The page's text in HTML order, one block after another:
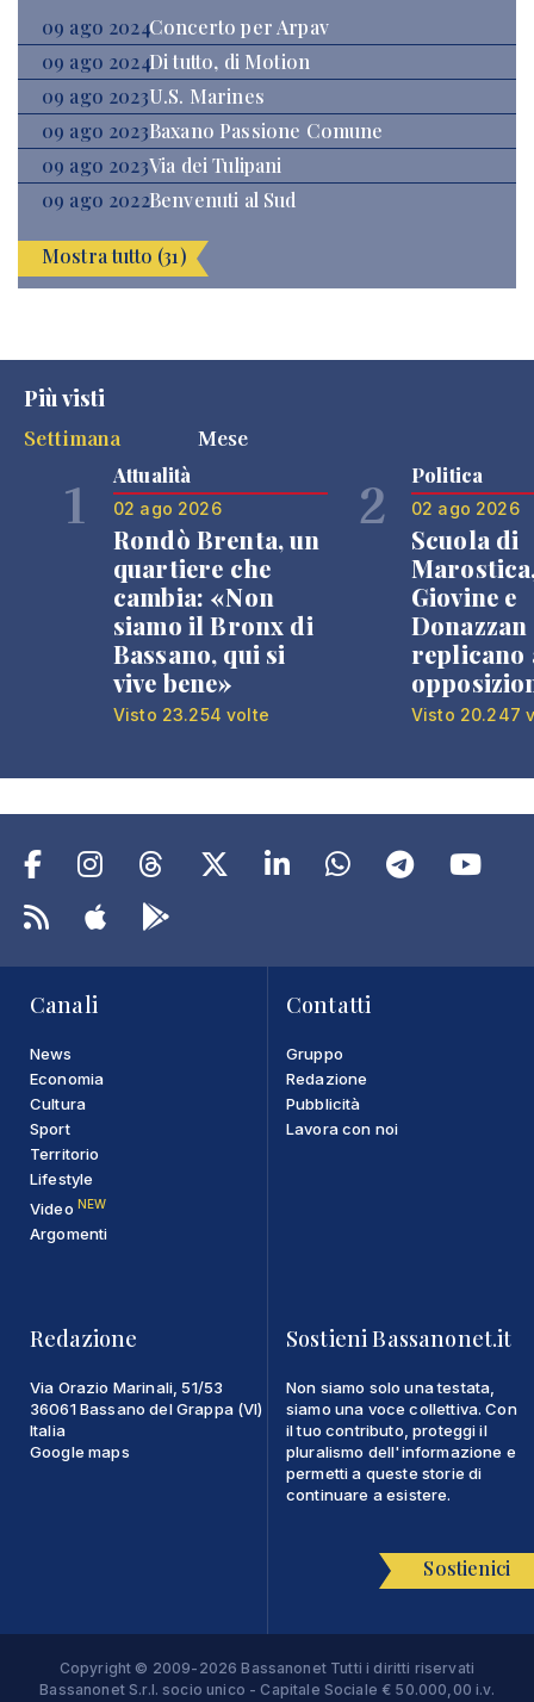
09 ago 2024Concerto per Arpav
09 ago 2024Di tutto, di Motion
09 ago 2023U.S. Marines
09 ago 2023Baxano Passione Comune
09 ago 2023Via dei Tulipani
09 ago 2022Benvenuti al Sud
Mostra tutto (31)
Più visti
Settimana
Mese
1 Attualità
02 ago 2026
Rondò Brenta, un
quartiere che
cambia: «Non
siamo il Bronx di
Bassano, qui si
vive bene»
Visto 23.254 volte
2 Politica
02 ago 2026
Scuola di
Giovine e
Donazzan
replicano
Visto 20.247
Canali
News
Economia
Cultura
Sport
Territorio
Lifestyle
Video NEW
Argomenti
Contatti
Gruppo
Redazione
Pubblicità
Lavora con noi
Redazione
Via Orazio Marinali, 51/53
36061 Bassano del Grappa (VI)
Italia
Google maps
Sostieni Bassanonet.it
Non siamo solo una testata,
siamo una voce collettiva. Con
il tuo contributo, proteggi il
pluralismo dell'informazione e
permetti a queste storie di
continuare a esistere.
Sostienici
Copyright © 2009-2026 Bassanonet Tutti i diritti riservati
Bassanonet S.r.l. socio unico - Capitale Sociale € 50.000,00 i.v.